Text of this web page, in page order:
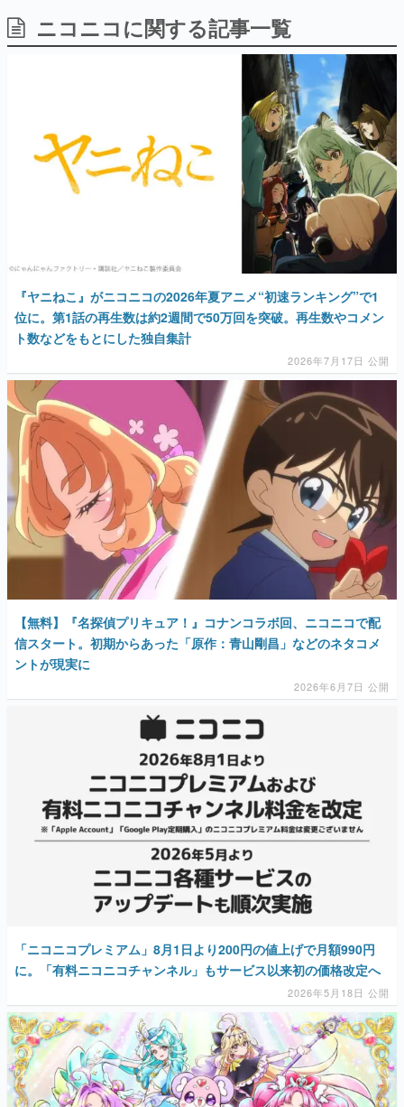
日本のコンテンツ産業やカルチャーに与えた影響を探る企
画です。
日本のモバイルゲーム史における主要なトピック・タイト
ルを網羅するほか、開発者へのインタビューや識者による
解説を掲載。約20年の歴史が一望できる決定版！
若ゲのいたり〜ゲームクリエイターの青春〜
『うつヌケ』『ペンと箸』等で知られるマンガ家・田中圭
一先生によるゲーム業界レポートマンガです。
ゲーム開発者・hamatsu氏がゲームの魅力を画面や操作の
具体的な形から解き明かしていく、硬派で骨太な評論連載
「経験値」「裏技」「ラスボス」… ゲームにまつわる言葉
の起源や用法の変遷を、コンピューター文化史研究家・タ
イニーP氏が徹底調査。
カテゴリ
特集記事
マンガ
女性向け
アプリレビュー
その他
電ファミニコゲーマーとは？
運営：株式会社マレ
ニコニコに関する記事一覧
『ヤニねこ』がニコニコの2026年夏アニメ“初速ランキング”で1
位に。第1話の再生数は約2週間で50万回を突破。再生数やコメン
ト数などをもとにした独自集計
2026年7月17日 公開
【無料】『名探偵プリキュア！』コナンコラボ回、ニコニコで配
信スタート。初期からあった「原作：青山剛昌」などのネタコメ
ントが現実に
2026年6月7日 公開
「ニコニコプレミアム」8月1日より200円の値上げで月額990円
に。「有料ニコニコチャンネル」もサービス以来初の価格改定へ
2026年5月18日 公開